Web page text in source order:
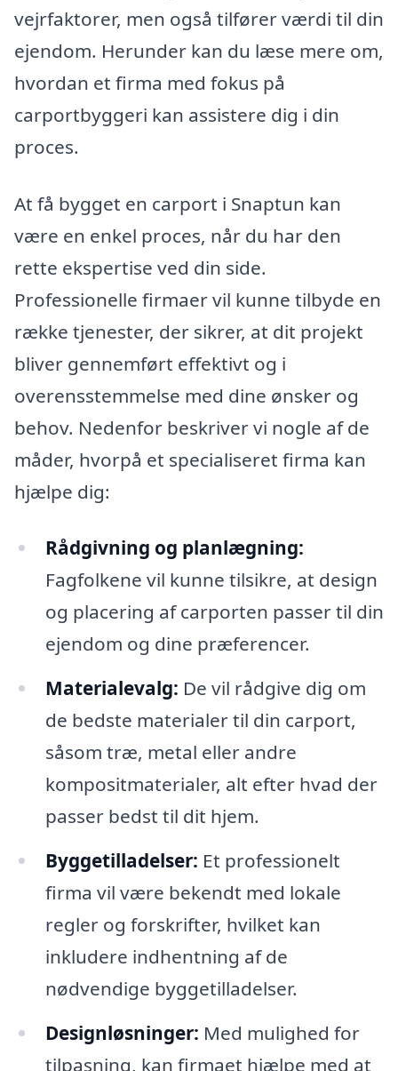
vejrfaktorer, men også tilfører værdi til din
ejendom. Herunder kan du læse mere om,
hvordan et firma med fokus på
carportbyggeri kan assistere dig i din
proces.
At få bygget en carport i Snaptun kan
være en enkel proces, når du har den
rette ekspertise ved din side.
Professionelle firmaer vil kunne tilbyde en
række tjenester, der sikrer, at dit projekt
bliver gennemført effektivt og i
overensstemmelse med dine ønsker og
behov. Nedenfor beskriver vi nogle af de
måder, hvorpå et specialiseret firma kan
hjælpe dig:
Rådgivning og planlægning:
Fagfolkene vil kunne tilsikre, at design
og placering af carporten passer til din
ejendom og dine præferencer.
Materialevalg: De vil rådgive dig om
de bedste materialer til din carport,
såsom træ, metal eller andre
kompositmaterialer, alt efter hvad der
passer bedst til dit hjem.
Byggetilladelser: Et professionelt
firma vil være bekendt med lokale
regler og forskrifter, hvilket kan
inkludere indhentning af de
nødvendige byggetilladelser.
Designløsninger: Med mulighed for
tilpasning, kan firmaet hjælpe med at